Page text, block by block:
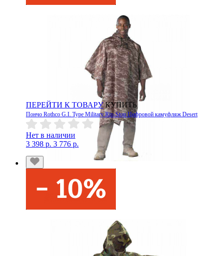
ПЕРЕЙТИ К ТОВАРУ КУПИТЬ
Пончо Rothco G.I. Type Military Rip-Stop Цифровой камуфляж Desert
Нет в наличии
3 398 р. 3 776 р.